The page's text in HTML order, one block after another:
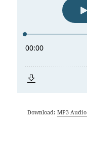
Download: MP3 Audio